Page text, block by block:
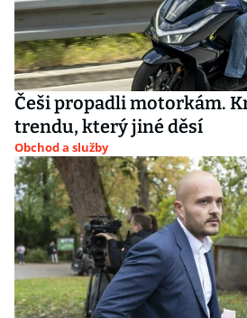
Češi propadli motorkám.
trendu, který jiné děsí
Obchod a služby